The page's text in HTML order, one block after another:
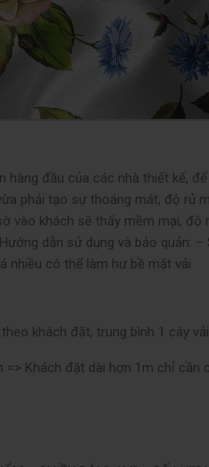
hàng đầu của các nhà thiết kế,
phải tạo sự thoáng mát, độ
vào khách sẽ thấy mềm mại,
dẫn sử dụng và bảo quản:
nhiều có thể làm hư bề mặt vải
khách đặt, trung bình 1 cây
=> Khách đặt dài hơn 1m chỉ